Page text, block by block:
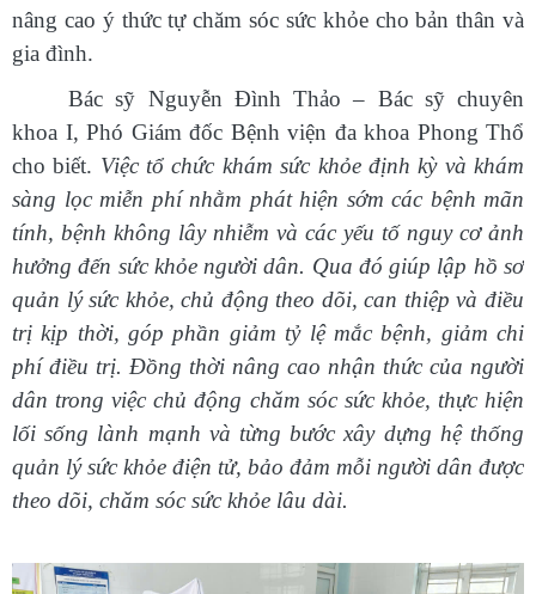
nâng cao ý thức tự chăm sóc sức khỏe cho bản thân và
gia đình.
Bác sỹ Nguyễn Đình Thảo – Bác sỹ chuyên
khoa I, Phó Giám đốc Bệnh viện đa khoa Phong Thổ
cho biết. Việc tổ chức khám sức khỏe định kỳ và khám
sàng lọc miễn phí nhằm phát hiện sớm các bệnh mãn
tính, bệnh không lây nhiễm và các yếu tố nguy cơ ảnh
hưởng đến sức khỏe người dân. Qua đó giúp lập hồ sơ
quản lý sức khỏe, chủ động theo dõi, can thiệp và điều
trị kịp thời, góp phần giảm tỷ lệ mắc bệnh, giảm chi
phí điều trị. Đồng thời nâng cao nhận thức của người
dân trong việc chủ động chăm sóc sức khỏe, thực hiện
lối sống lành mạnh và từng bước xây dựng hệ thống
quản lý sức khỏe điện tử, bảo đảm mỗi người dân được
theo dõi, chăm sóc sức khỏe lâu dài.